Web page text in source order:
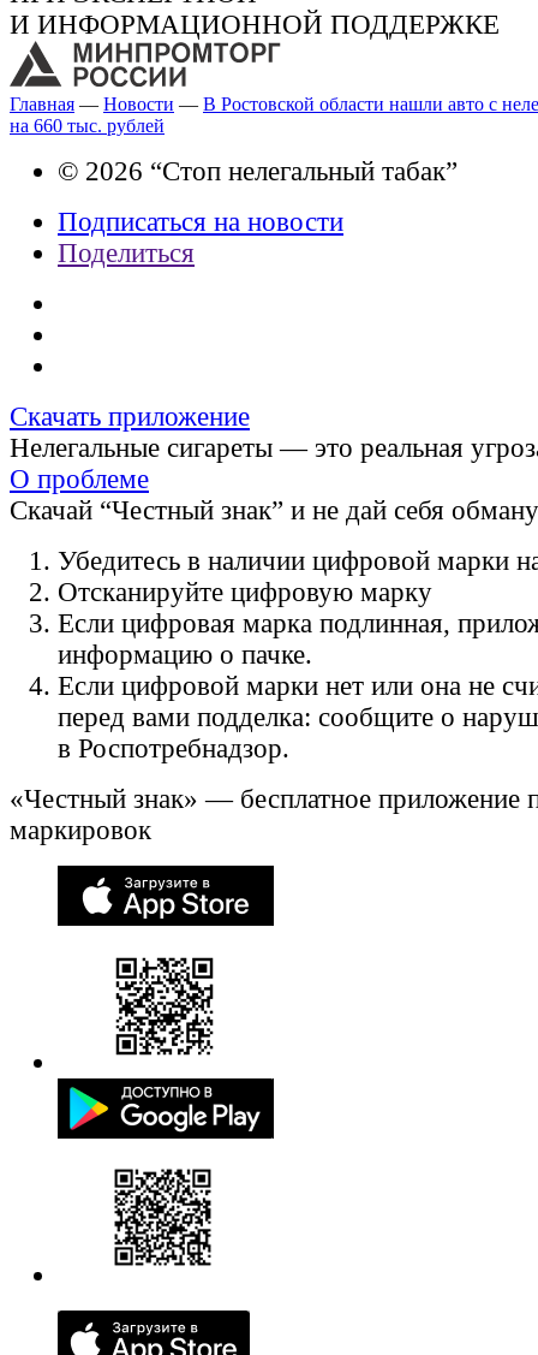
И ИНФОРМАЦИОННОЙ ПОДДЕРЖКЕ
Главная — Новости — В Ростовской области нашли авто с
на 660 тыс. рублей
© 2026 “Стоп нелегальный табак”
Подписаться на новости
Поделиться
Скачать приложение
Нелегальные сигареты — это реальная
О проблеме
Скачай “Честный знак” и не дай себя
Убедитесь в наличии цифровой марки
Отсканируйте цифровую марку
Если цифровая марка подлинная,
информацию о пачке.
Если цифровой марки нет или она не
перед вами подделка: сообщите о
в Роспотребнадзор.
«Честный знак» — бесплатное приложение
маркировок